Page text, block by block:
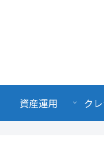
資産運用 ク